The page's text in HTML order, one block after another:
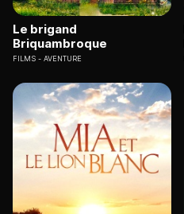
Le brigand
Briquambroque
FILMS AVENTURE